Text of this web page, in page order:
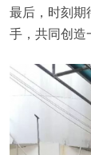
最后，时刻期
手，共同创造